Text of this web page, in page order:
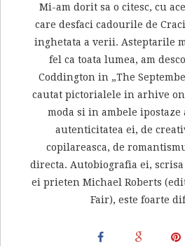
Mi-am dorit sa o citesc, cu
care desfaci cadourile de
inghetata a verii. Asteptarile
fel ca toata lumea, am
Coddington in „The
cautat pictorialele in arhive
moda si in ambele ipostaze
autenticitatea ei, de
copilareasca, de
directa. Autobiografia ei,
ei prieten Michael Roberts
Fair), este foarte